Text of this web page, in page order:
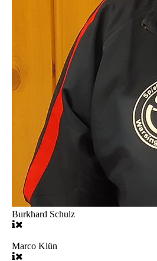
Burkhard Schulz
Marco Klün